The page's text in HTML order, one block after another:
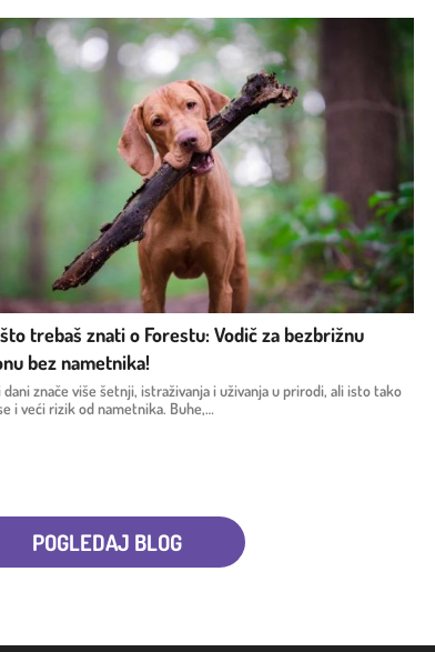
trebaš znati o Forestu: Vodič za bezbrižnu
bez nametnika!
dani znače više šetnji, istraživanja i uživanja u prirodi, ali isto tako
i veći rizik od nametnika. Buhe,…
POGLEDAJ BLOG